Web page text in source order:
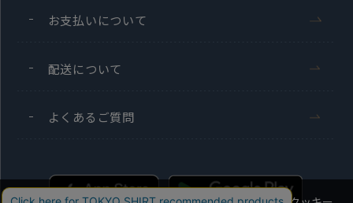
お支払いについて
配送について
よくあるご質問